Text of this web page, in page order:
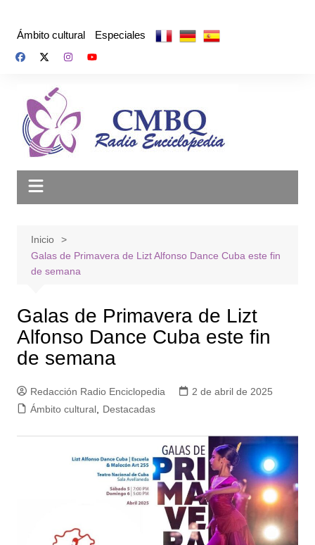
Ámbito cultural Especiales
Inicio
Galas de Primavera de Lizt Alfonso Dance Cuba este fin
de semana
Galas de Primavera de Lizt
Alfonso Dance Cuba este fin
de semana
Redacción Radio Enciclopedia
2 de abril de 2025
Ámbito cultural, Destacadas